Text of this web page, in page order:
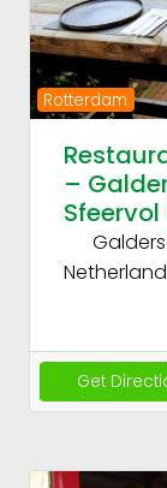
Rotterdam
–
Get